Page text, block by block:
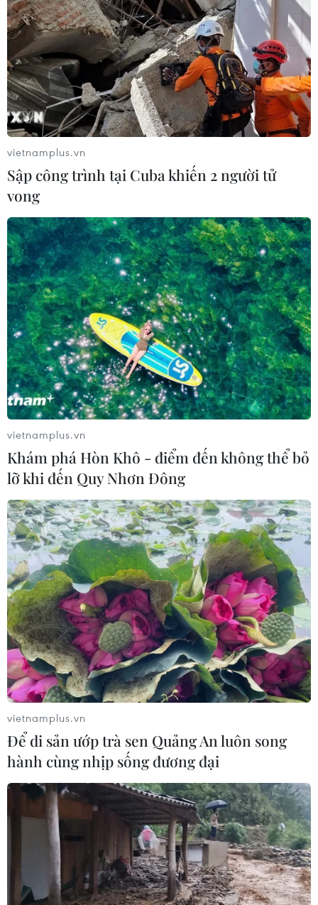
vietnamplus.vn
Sập công trình tại Cuba khiến 2 người tử
vong
vietnamplus.vn
Khám phá Hòn Khô - điểm đến không thể bỏ
lỡ khi đến Quy Nhơn Đông
vietnamplus.vn
Để di sản ướp trà sen Quảng An luôn song
hành cùng nhịp sống đương đại